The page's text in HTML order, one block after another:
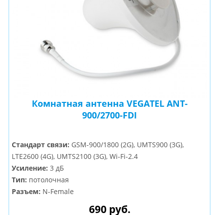
Комнатная антенна VEGATEL ANT-
900/2700-FDI
Стандарт связи: GSM-900/1800 (2G), UMTS900 (3G),
LTE2600 (4G), UMTS2100 (3G), Wi-Fi-2.4
Усиление: 3 дБ
Тип: потолочная
Разъем: N-Female
690 руб.